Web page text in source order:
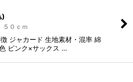
)
０ｃｍ
ジャカード 生地素材・混率 綿
ピンク×サックス …